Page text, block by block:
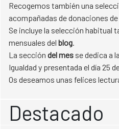
Recogemos también una
acompañadas de donaciones
Se incluye la selección habitual
mensuales del blog.
La sección del mes se dedica a
Igualdad y presentada el día 25
Os deseamos unas felices
Destacado